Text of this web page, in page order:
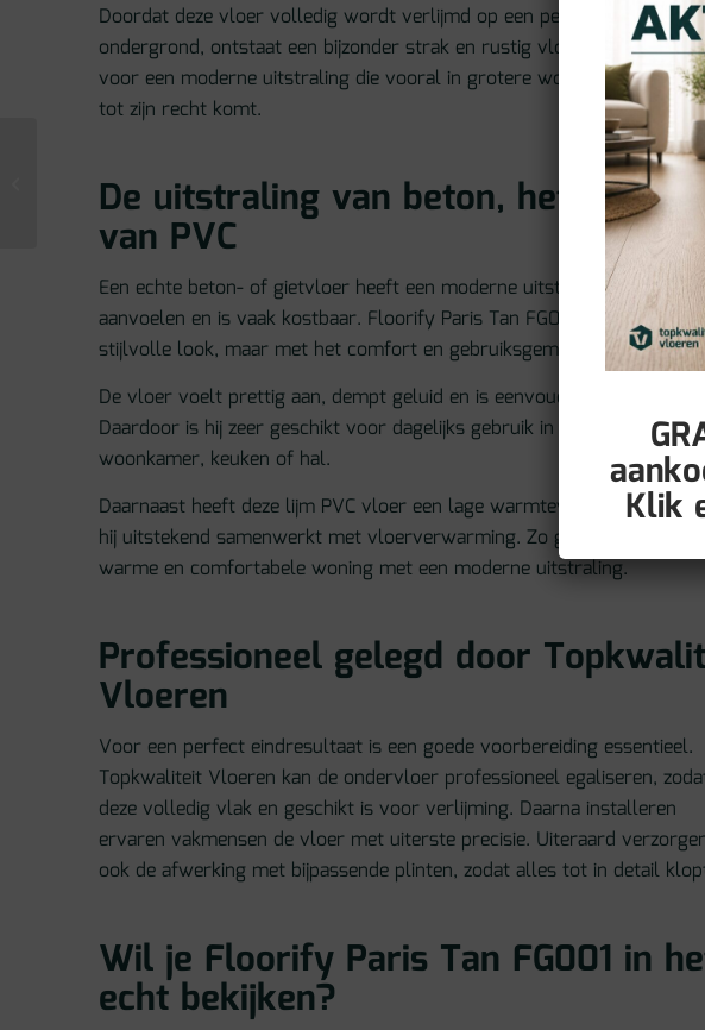
Doordat deze vloer volledig wordt verlijmd op een perfect
ondergrond, ontstaat een bijzonder strak en rustig vloerbeeld. Dat
voor een moderne uitstraling die vooral in grotere woonruimtes
tot zijn recht komt.
De uitstraling van beton, het
van PVC
Een echte beton- of gietvloer heeft een moderne uitstraling, maar kan
aanvoelen en is vaak kostbaar. Floorify Paris Tan FG001 biedt dezelfde
stijlvolle look, maar met het comfort en gebruiksgemak van PVC.
De vloer voelt prettig aan, dempt geluid en is eenvoudig te
Daardoor is hij zeer geschikt voor dagelijks gebruik in bijvoorbeeld de
woonkamer, keuken of hal.
Daarnaast heeft deze lijm PVC vloer een lage warmteweerstand,
hij uitstekend samenwerkt met vloerverwarming. Zo geniet je van een
warme en comfortabele woning met een moderne uitstraling.
Professioneel gelegd door
Vloeren
Voor een perfect eindresultaat is een goede voorbereiding essentieel.
Topkwaliteit Vloeren kan de ondervloer professioneel egaliseren,
deze volledig vlak en geschikt is voor verlijming. Daarna installeren
ervaren vakmensen de vloer met uiterste precisie. Uiteraard
ook de afwerking met bijpassende plinten, zodat alles tot in detail
Wil je Floorify Paris Tan FG001 in
echt bekijken?
– Grote tegel
Klik